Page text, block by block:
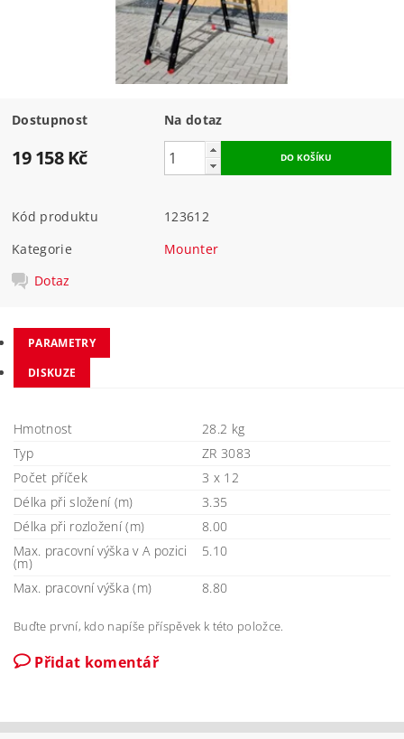
Dostupnost Na dotaz
19 158 Kč
Kód produktu
123612
Kategorie
Mounter
Dotaz
PARAMETRY
DISKUZE
Hmotnost
28.2 kg
Typ
ZR 3083
Počet příček
3 x 12
Délka při složení (m)
3.35
Délka při rozložení (m)
8.00
Max. pracovní výška v A pozici
(m)
5.10
Max. pracovní výška (m) 8.80
Buďte první, kdo napíše příspěvek k této položce.
Přidat komentář